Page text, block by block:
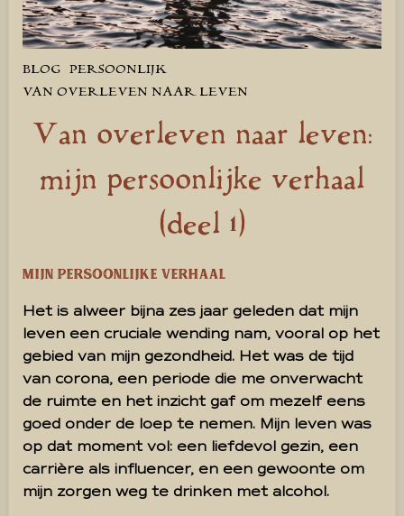
BLOG PERSOONLIJK
VAN OVERLEVEN NAAR LEVEN
Van overleven naar leven:
mijn persoonlijke verhaal
(deel 1)
Mijn persoonlijke verhaal
Het is alweer bijna zes jaar geleden dat mijn
leven een cruciale wending nam, vooral op het
gebied van mijn gezondheid. Het was de tijd
van corona, een periode die me onverwacht
de ruimte en het inzicht gaf om mezelf eens
goed onder de loep te nemen. Mijn leven was
op dat moment vol: een liefdevol gezin, een
carrière als influencer, en een gewoonte om
mijn zorgen weg te drinken met alcohol.